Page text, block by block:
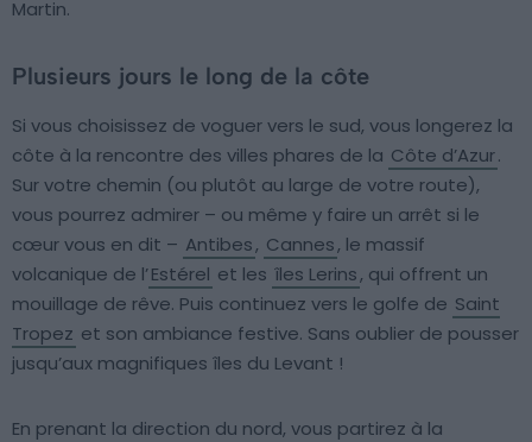
Martin.
Plusieurs jours le long de la côte
Si vous choisissez de voguer vers le sud, vous longerez la
côte à la rencontre des villes phares de la Côte d’Azur.
Sur votre chemin (ou plutôt au large de votre route),
vous pourrez admirer – ou même y faire un arrêt si le
cœur vous en dit – Antibes, Cannes, le massif
volcanique de l’Estérel et les îles Lerins, qui offrent un
mouillage de rêve. Puis continuez vers le golfe de Saint
Tropez et son ambiance festive. Sans oublier de pousser
jusqu’aux magnifiques îles du Levant !
En prenant la direction du nord, vous partirez à la